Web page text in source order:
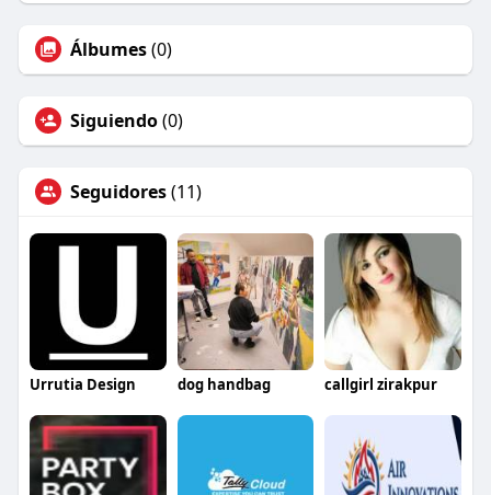
Álbumes(0)
Siguiendo(0)
Seguidores(11)
Urrutia Design dog handbag callgirl zirakpur